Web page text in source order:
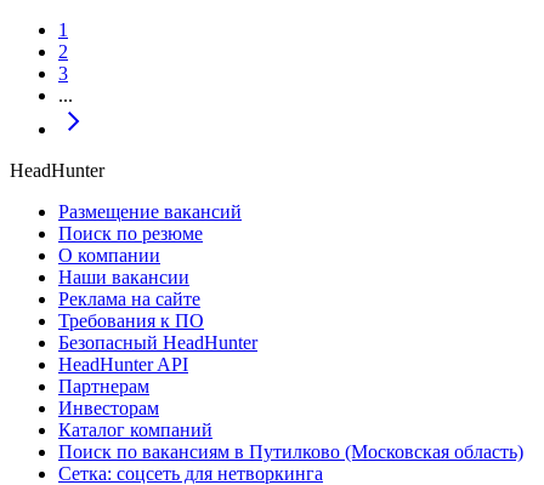
1
2
3
...
HeadHunter
Размещение вакансий
Поиск по резюме
О компании
Наши вакансии
Реклама на сайте
Требования к ПО
Безопасный HeadHunter
HeadHunter API
Партнерам
Инвесторам
Каталог компаний
Поиск по вакансиям в Путилково (Московская область)
Сетка: соцсеть для нетворкинга